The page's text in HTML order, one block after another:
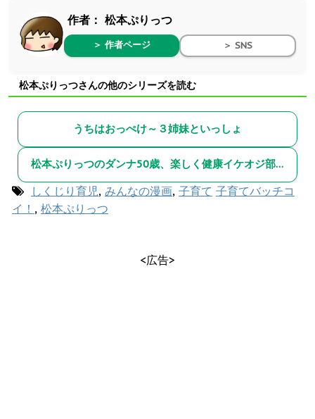
作者： 松本ぷりっつ
＞ 作者ページ ＞ SNS
松本ぷりっつさんの他のシリーズを読む
うちはおっぺけ～３姉妹といっしょ
松本ぷりっつのダンナ50歳、楽しく健康イケオジ部！
しくじり育児, みんなの漫画, 子育て 子育てバッチコ
イ！ , 松本ぷりっつ
<広告>